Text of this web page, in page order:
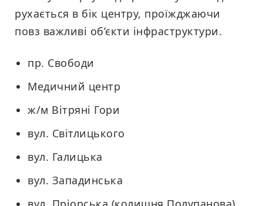
рухається в бік центру, проїжджаючи
повз важливі об’єкти інфраструктури.
пр. Свободи
Медичний центр
ж/м Вітряні Гори
вул. Світлицького
вул. Галицька
вул. Западинська